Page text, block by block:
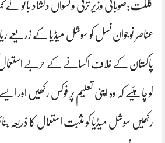
گلگت:صوبائی وزیر ترقی و نسواں دلشاد بانو
عناصر نوجوان نسل کو سوشل میڈیا کے زریعے
پاکستان کے خلاف اکسانے کے حربے
کو چاہئیے کہ وہ اپنی تعلیم پر فوکس رکھیں اور
رکھیں سوشل میڈیا کو مثبت استعمال کا ذریعہ